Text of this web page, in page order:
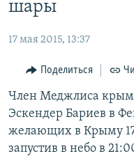
главной
Вернутся
поискуИНФОГРАФИКА
ТЕЛЕПРОЕКТ
СОВЕТЫ
ПРОПАВШИЕ БЕЗ ВЕСТИ
РАДІО СВОБОДА
КАК ОБОЙТИ
Українською
Qırımtatar
шары
17 мая 2015, 13:37
Поделиться
Член Меджлиса
Эскендер Бариев в
желающих в Крыму 17
запустив в небо в